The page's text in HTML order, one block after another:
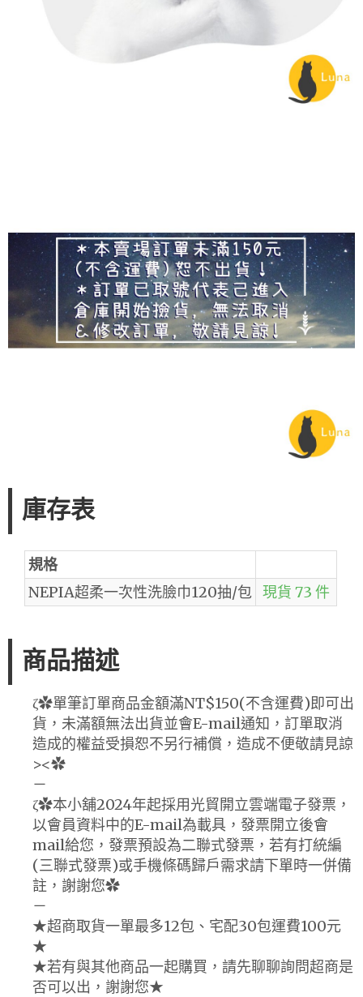
庫存表
規格
NEPIA超柔一次性洗臉巾120抽/包 現貨 73 件
商品描述
ζ✿單筆訂單商品金額滿NT$150(不含運費)即可出
貨，未滿額無法出貨並會E-mail通知，訂單取消
造成的權益受損恕不另行補償，造成不便敬請見諒
><✿
－
ζ✿本小舖2024年起採用光貿開立雲端電子發票，
以會員資料中的E-mail為載具，發票開立後會
mail給您，發票預設為二聯式發票，若有打統編
(三聯式發票)或手機條碼歸戶需求請下單時一併備
註，謝謝您✿
－
★超商取貨一單最多12包、宅配30包運費100元
★
★若有與其他商品一起購買，請先聊聊詢問超商是
否可以出，謝謝您★